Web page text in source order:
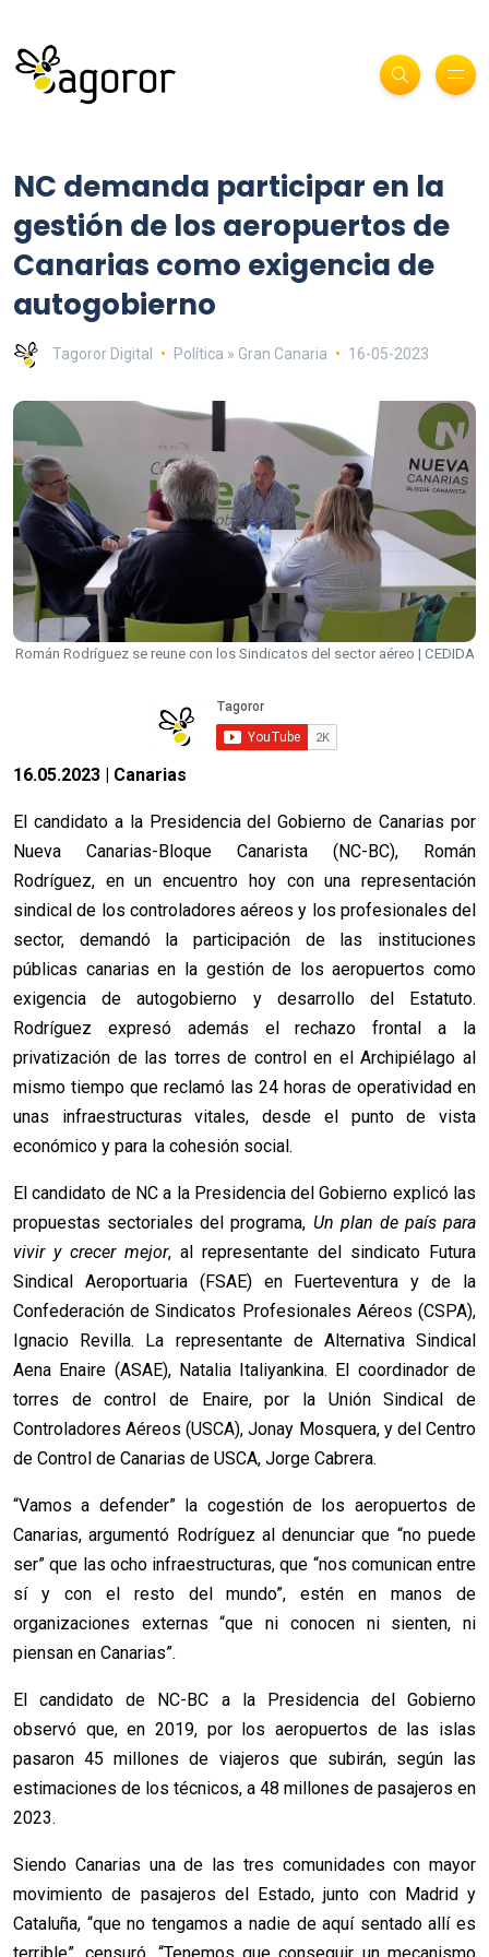
NC demanda participar en la
gestión de los aeropuertos de
Canarias como exigencia de
autogobierno
Tagoror Digital Política » Gran Canaria 16-05-2023
Román Rodríguez se reune con los Sindicatos del sector aéreo | CEDIDA
16.05.2023 | Canarias
El candidato a la Presidencia del Gobierno de Canarias por
Nueva Canarias-Bloque Canarista (NC-BC), Román
Rodríguez, en un encuentro hoy con una representación
sindical de los controladores aéreos y los profesionales del
sector, demandó la participación de las instituciones
públicas canarias en la gestión de los aeropuertos como
exigencia de autogobierno y desarrollo del Estatuto.
Rodríguez expresó además el rechazo frontal a la
privatización de las torres de control en el Archipiélago al
mismo tiempo que reclamó las 24 horas de operatividad en
unas infraestructuras vitales, desde el punto de vista
económico y para la cohesión social.
El candidato de NC a la Presidencia del Gobierno explicó las
propuestas sectoriales del programa, Un plan de país para
vivir y crecer mejor, al representante del sindicato Futura
Sindical Aeroportuaria (FSAE) en Fuerteventura y de la
Confederación de Sindicatos Profesionales Aéreos (CSPA),
Ignacio Revilla. La representante de Alternativa Sindical
Aena Enaire (ASAE), Natalia Italiyankina. El coordinador de
torres de control de Enaire, por la Unión Sindical de
Controladores Aéreos (USCA), Jonay Mosquera, y del Centro
de Control de Canarias de USCA, Jorge Cabrera.
“Vamos a defender” la cogestión de los aeropuertos de
Canarias, argumentó Rodríguez al denunciar que “no puede
ser” que las ocho infraestructuras, que “nos comunican entre
sí y con el resto del mundo”, estén en manos de
organizaciones externas “que ni conocen ni sienten, ni
piensan en Canarias”.
El candidato de NC-BC a la Presidencia del Gobierno
observó que, en 2019, por los aeropuertos de las islas
pasaron 45 millones de viajeros que subirán, según las
estimaciones de los técnicos, a 48 millones de pasajeros en
2023.
Siendo Canarias una de las tres comunidades con mayor
movimiento de pasajeros del Estado, junto con Madrid y
Cataluña, “que no tengamos a nadie de aquí sentado allí es